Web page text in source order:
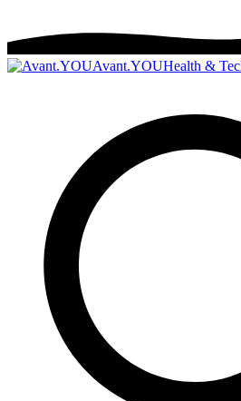
Avant.YOUHealth &